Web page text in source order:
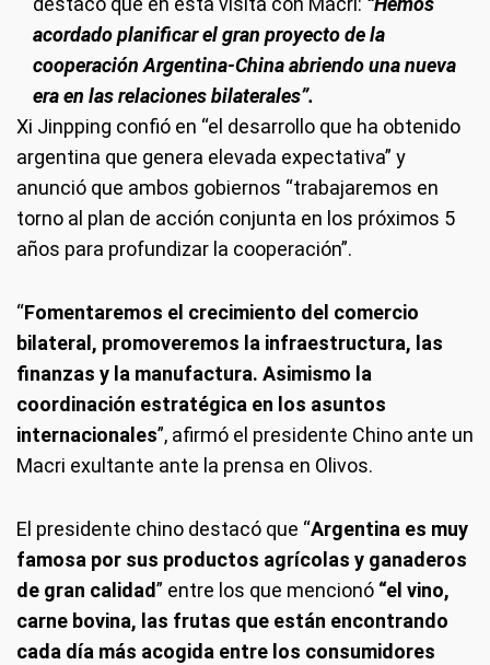
acordado planificar el gran proyecto de la
cooperación Argentina-China abriendo una nueva
era en las relaciones bilaterales”.
Xi Jinpping confió en “el desarrollo que ha obtenido
argentina que genera elevada expectativa” y
anunció que ambos gobiernos “trabajaremos en
torno al plan de acción conjunta en los próximos 5
años para profundizar la cooperación”.
“Fomentaremos el crecimiento del comercio
bilateral, promoveremos la infraestructura, las
finanzas y la manufactura. Asimismo la
coordinación estratégica en los asuntos
internacionales”, afirmó el presidente Chino ante un
Macri exultante ante la prensa en Olivos.
El presidente chino destacó que “Argentina es muy
famosa por sus productos agrícolas y ganaderos
de gran calidad” entre los que mencionó “el vino,
carne bovina, las frutas que están encontrando
cada día más acogida entre los consumidores